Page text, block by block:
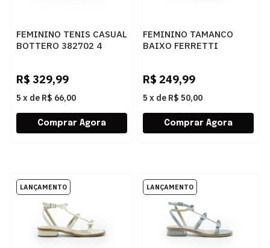
FEMININO TENIS CASUAL
BOTTERO 382702 4
R$ 329,99
5 x de R$ 66,00
FEMININO TAMANCO
BAIXO FERRETTI
R$ 249,99
5 x de R$ 50,00